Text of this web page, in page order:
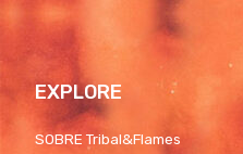
EXPLORE
SOBRE Tribal&Flames